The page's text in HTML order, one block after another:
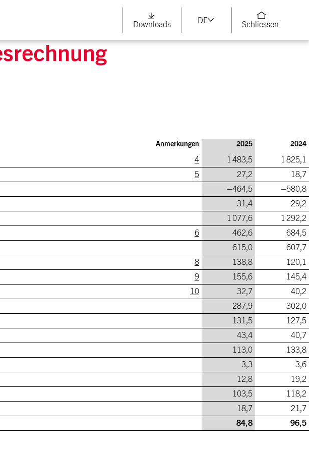
Downloads DE Schliessen
Anmerkungen 2025 2024
4 1 483,5
1 825,1
5 27,2
18,7
–464,5
–580,8
31,4
29,2
1 077,6
1 292,2
6 462,6
684,5
615,0
607,7
8 138,8
120,1
9 155,6
145,4
10 32,7
40,2
287,9
302,0
131,5
127,5
43,4
40,7
113,0
133,8
3,3
3,6
12,8
19,2
103,5
118,2
18,7
21,7
84,8 96,5